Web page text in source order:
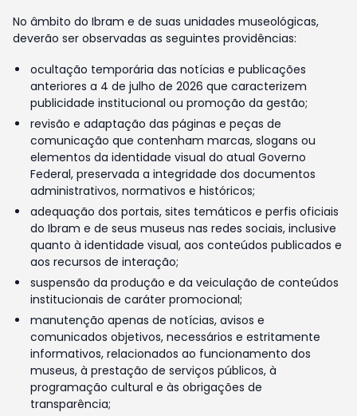
No âmbito do Ibram e de suas unidades museológicas,
deverão ser observadas as seguintes providências:
ocultação temporária das notícias e publicações
anteriores a 4 de julho de 2026 que caracterizem
publicidade institucional ou promoção da gestão;
revisão e adaptação das páginas e peças de
comunicação que contenham marcas, slogans ou
elementos da identidade visual do atual Governo
Federal, preservada a integridade dos documentos
administrativos, normativos e históricos;
adequação dos portais, sites temáticos e perfis oficiais
do Ibram e de seus museus nas redes sociais, inclusive
quanto à identidade visual, aos conteúdos publicados e
aos recursos de interação;
suspensão da produção e da veiculação de conteúdos
institucionais de caráter promocional;
manutenção apenas de notícias, avisos e
comunicados objetivos, necessários e estritamente
informativos, relacionados ao funcionamento dos
museus, à prestação de serviços públicos, à
programação cultural e às obrigações de
transparência;